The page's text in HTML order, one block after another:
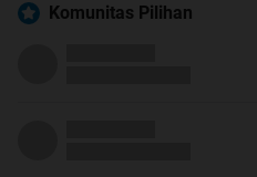
Komunitas Pilihan